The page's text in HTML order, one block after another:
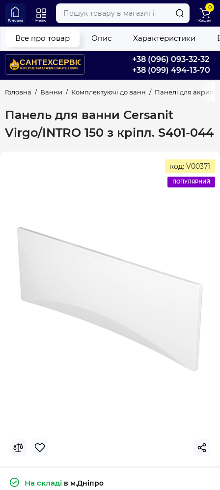
+38 (096) 093-32-32
+38 (099) 494-13-70
Головна Меню
0
Кошик
Головна Ванни Комплектуючі до ванн Панелі для
Панель для ванни Cersanit
Virgo/INTRO 150 з кріпл. S401-044
Все про товар Опис Характеристики
код: V00371
ПОПУЛЯРНИЙ
На складі в м.Дніпро